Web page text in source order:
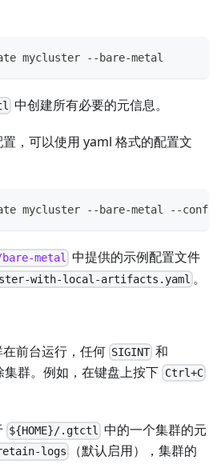
mycluster --bare-metal
中创建所有必要的元信息。
，可以使用 yaml 格式的配置文
mycluster --bare-metal --
bare-metal 中提供的示例配置文件
with-local-artifacts.yaml 。
前台运行，任何 SIGINT 和
集群。例如，在键盘上按下 Ctrl+C
${HOME}/.gtctl 中的一个集群的元
logs
（默认启用），集群的